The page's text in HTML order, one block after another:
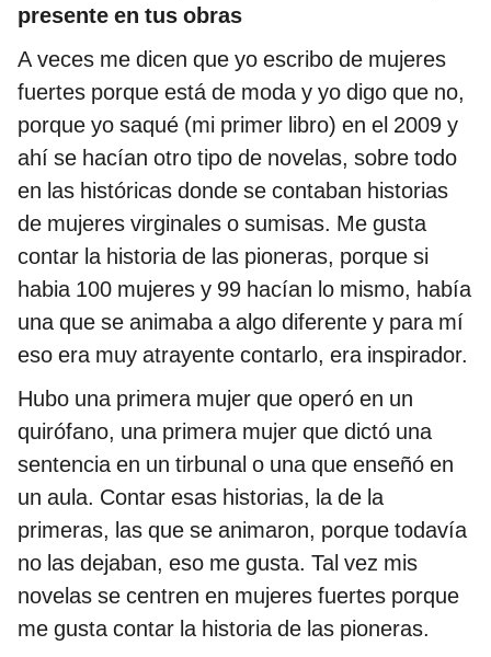
presente en tus obras
A veces me dicen que yo escribo de mujeres
fuertes porque está de moda y yo digo que no,
porque yo saqué (mi primer libro) en el 2009 y
ahí se hacían otro tipo de novelas, sobre todo
en las históricas donde se contaban historias
de mujeres virginales o sumisas. Me gusta
contar la historia de las pioneras, porque si
habia 100 mujeres y 99 hacían lo mismo, había
una que se animaba a algo diferente y para mí
eso era muy atrayente contarlo, era inspirador.
Hubo una primera mujer que operó en un
quirófano, una primera mujer que dictó una
sentencia en un tirbunal o una que enseñó en
un aula. Contar esas historias, la de la
primeras, las que se animaron, porque todavía
no las dejaban, eso me gusta. Tal vez mis
novelas se centren en mujeres fuertes porque
me gusta contar la historia de las pioneras.